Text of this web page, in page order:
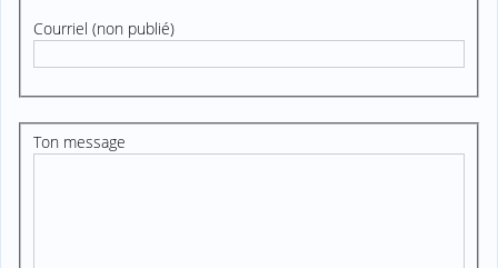
Courriel (non publié)
Ton message